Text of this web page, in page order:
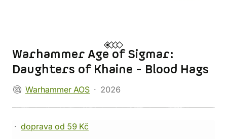
Warhammer Age of Sigmar:
Daughters of Khaine - Blood Hags
Warhammer AOS 2026
doprava od 59 Kč